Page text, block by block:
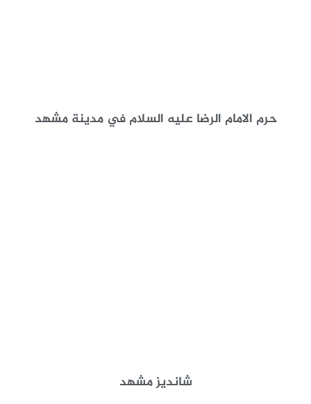
حرم الامام الرضا عليه السلام في مدينة مشهد
شاندیز مشهد